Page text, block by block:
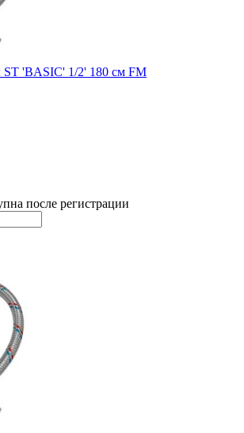
ST 'BASIC' 1/2' 180 см FM
после регистрации